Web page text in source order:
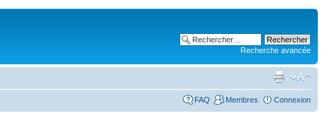
Recherche avancée
FAQ Membres Connexion